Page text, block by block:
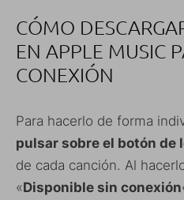
CÓMO
EN APPLE MUSIC
CONEXIÓN
Para hacerlo de forma
pulsar sobre el botón de
de cada canción. Al
«Disponible sin conexión